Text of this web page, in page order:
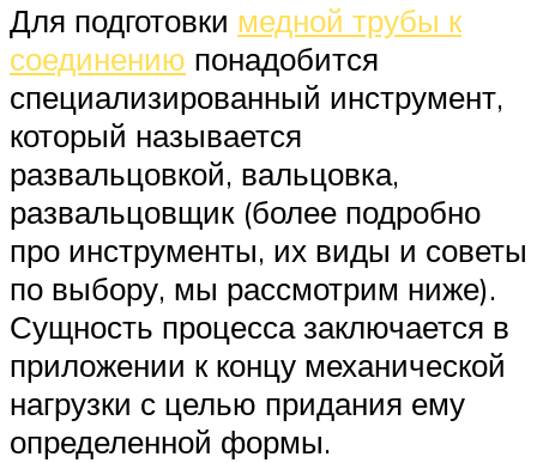
Для подготовки медной трубы к
соединению понадобится
специализированный инструмент,
который называется
развальцовкой, вальцовка,
развальцовщик (более подробно
про инструменты, их виды и советы
по выбору, мы рассмотрим ниже).
Сущность процесса заключается в
приложении к концу механической
нагрузки с целью придания ему
определенной формы.